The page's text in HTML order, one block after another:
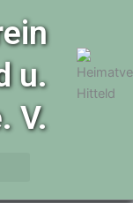
u.
V.